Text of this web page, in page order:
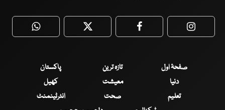
WhatsApp Twitter Facebook
صفحۂ اول تازہ ترین
پاکستان
دنیا
معیشت
کھیل
تعلیم
صحت
انٹرٹینمنٹ